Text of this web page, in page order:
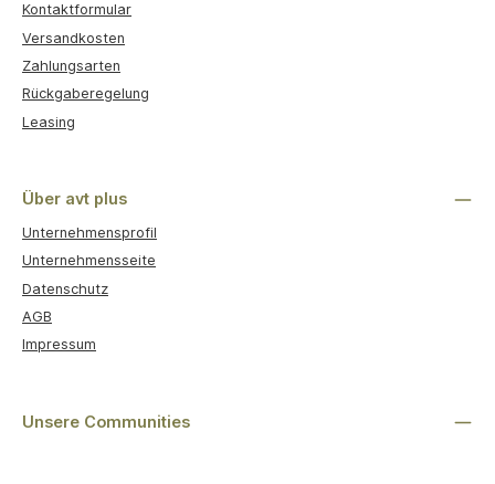
Kontaktformular
Versandkosten
Zahlungsarten
Rückgaberegelung
Leasing
Über avt plus
Unternehmensprofil
Unternehmensseite
Datenschutz
AGB
Impressum
Unsere Communities